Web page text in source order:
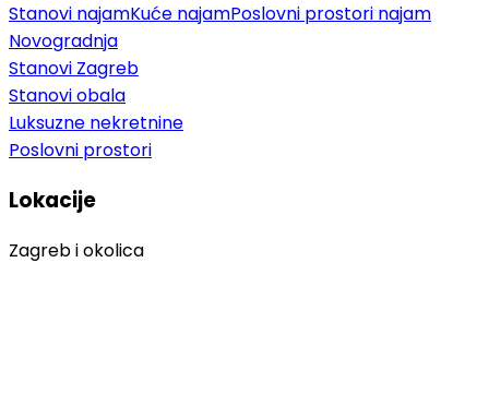
Stanovi najamKuće najamPoslovni prostori najam
Novogradnja
Stanovi Zagreb
Stanovi obala
Luksuzne nekretnine
Poslovni prostori
Lokacije
Zagreb i okolica